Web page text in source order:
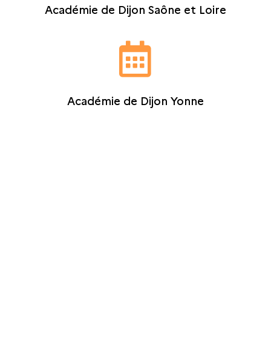
Académie de Dijon Saône et Loire

Académie de Dijon Yonne